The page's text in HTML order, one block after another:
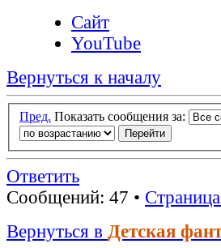
Сайт
YouTube
Вернуться к началу
Пред. Показать сообщения за:
Ответить
Сообщений: 47 • Страница
Вернуться в Детская